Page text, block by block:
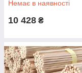
Немає в наявності
10 428 ₴